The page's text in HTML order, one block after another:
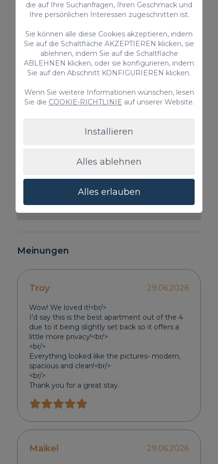
Privat Ankunftstransfer 1-4
Gäste
55€ / Reservierung
Privat
65€ /
Meinungen
Troy 29.06.2026
Wow! We loved it!<br/>
I’d say this is the best apartment out of the 4
due to it being slightly set back so it offers a
little more privacy!<br/>
<br/>
Everything looked like the pictures- modern,
spacious and clean!<br/>
<br/>
Thank you for a great stay.
Maikel 29.06.2026
die auf Ihre Suchanfragen, Ihren Geschmack und
Ihre persönlichen Interessen zugeschnitten ist.
Sie können alle diese Cookies akzeptieren, indem
Sie auf die Schaltfläche AKZEPTIEREN klicken, sie
ablehnen, indem Sie auf die Schaltfläche
ABLEHNEN klicken, oder sie konfigurieren, indem
Sie auf den Abschnitt KONFIGURIEREN klicken.
Wenn Sie weitere Informationen wünschen, lesen
Sie die COOKIE-RICHTLINIE auf unserer Website.
Installieren
Alles ablehnen
Alles erlauben